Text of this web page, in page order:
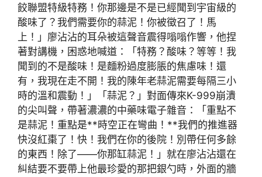
餃聯盟特級特務！你那邊是不是已經聞到宇宙級的
酸味了？我們需要你的蒜泥！你被徵召了！馬
上！」廖沾沾的耳朵被這聲音震得嗡嗡作響，他捏
著對講機，困惑地喊道：「特務？酸味？等等！我
聞到的不是酸味！是麵粉過度膨脹的焦慮味！還
有，我現在走不開！我的陳年老蒜泥需要每隔三小
時的溫和震動！」「蒜泥？」對面傳來K-999崩潰
的尖叫聲，帶著濃濃的中藥味電子雜音：「重點不
是蒜泥！重點是**時空正在彎曲！**我們的推進器
快沒紅棗了！快！我們在你的後院！別帶任何多餘
的東西！除了——你那缸蒜泥！」就在廖沾沾還在
糾結要不要帶上他最珍愛的那把銀勺時，外面的牆